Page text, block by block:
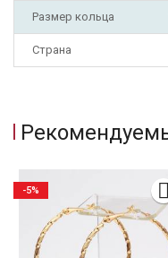
Размер кольца
Страна
-5%